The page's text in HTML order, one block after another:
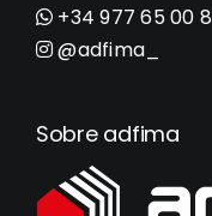
+34 977 65 00
@adfima_
Sobre adfima